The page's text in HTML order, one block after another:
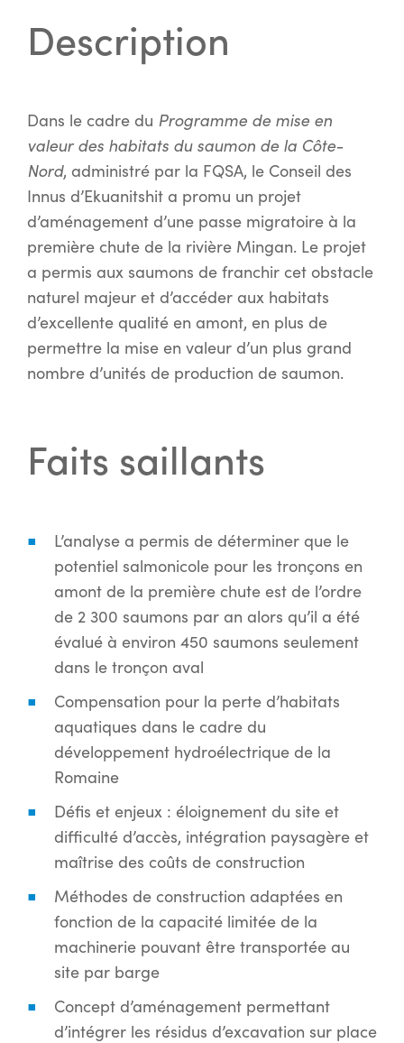
Description
Dans le cadre du Programme de mise en
valeur des habitats du saumon de la Côte-
Nord, administré par la FQSA, le Conseil des
Innus d’Ekuanitshit a promu un projet
d’aménagement d’une passe migratoire à la
première chute de la rivière Mingan. Le projet
a permis aux saumons de franchir cet obstacle
naturel majeur et d’accéder aux habitats
d’excellente qualité en amont, en plus de
permettre la mise en valeur d’un plus grand
nombre d’unités de production de saumon.
Faits saillants
L’analyse a permis de déterminer que le
potentiel salmonicole pour les tronçons en
amont de la première chute est de l’ordre
de 2 300 saumons par an alors qu’il a été
évalué à environ 450 saumons seulement
dans le tronçon aval
Compensation pour la perte d’habitats
aquatiques dans le cadre du
développement hydroélectrique de la
Romaine
Défis et enjeux : éloignement du site et
difficulté d’accès, intégration paysagère et
maîtrise des coûts de construction
Méthodes de construction adaptées en
fonction de la capacité limitée de la
machinerie pouvant être transportée au
site par barge
Concept d’aménagement permettant
d’intégrer les résidus d’excavation sur place